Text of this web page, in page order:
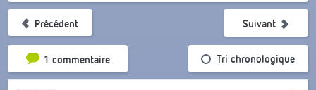
Précédent
1 commentaireTri par popularité Tri chronologique
Suivant